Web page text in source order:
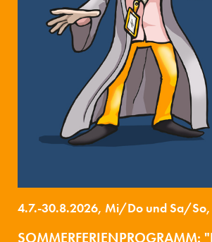
4.7.-30.8.2026, Mi/Do und Sa/So,
SOMMERFERIENPROGRAMM: